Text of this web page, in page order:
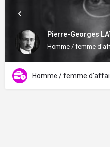
Pierre-Georges
Homme / femme
Homme / femme